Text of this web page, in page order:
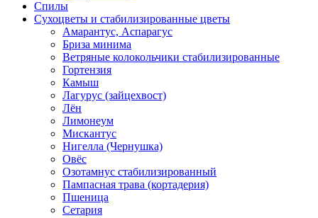
Спилы
Сухоцветы и стабилизированные цветы
Амарантус, Аспарагус
Бриза минима
Ветряные колокольчики стабилизированные
Гортензия
Камыш
Лагурус (зайцехвост)
Лён
Лимонеум
Мискантус
Нигелла (Чернушка)
Овёс
Озотамнус стабилизированный
Пампасная трава (кортадерия)
Пшеница
Сетария